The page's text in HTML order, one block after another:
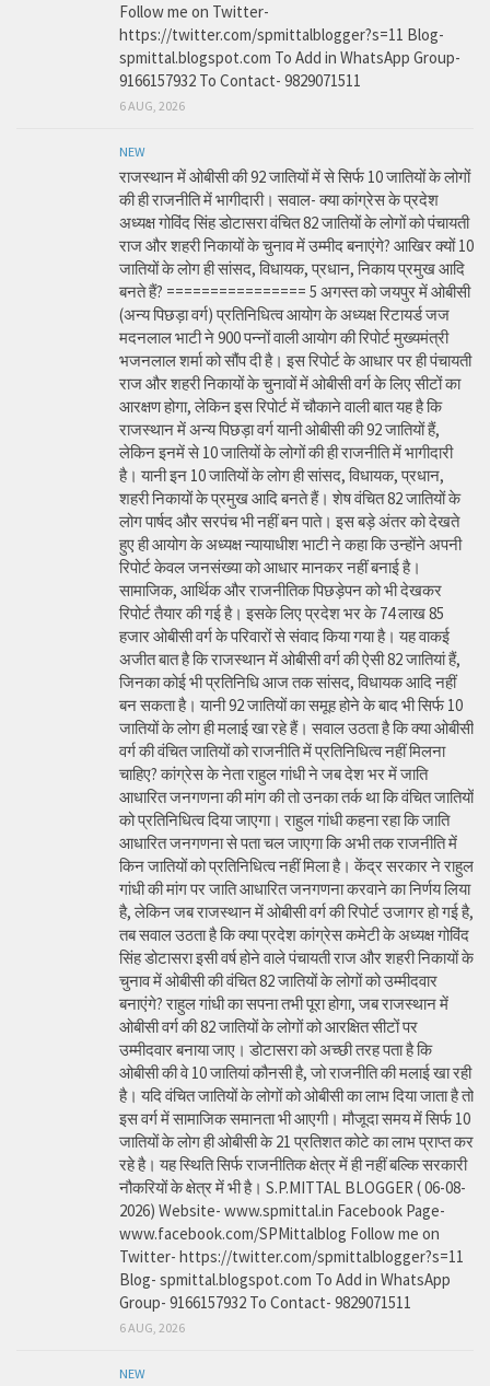
Follow me on Twitter-
https://twitter.com/spmittalblogger?s=11 Blog-
spmittal.blogspot.com To Add in WhatsApp Group-
9166157932 To Contact- 9829071511
6 AUG, 2026
NEW
राजस्थान में ओबीसी की 92 जातियों में से सिर्फ 10 जातियों के लोगों
की ही राजनीति में भागीदारी। सवाल- क्या कांग्रेस के प्रदेश
अध्यक्ष गोविंद सिंह डोटासरा वंचित 82 जातियों के लोगों को पंचायती
राज और शहरी निकायों के चुनाव में उम्मीद बनाएंगे? आखिर क्यों 10
जातियों के लोग ही सांसद, विधायक, प्रधान, निकाय प्रमुख आदि
बनते हैं? ================ 5 अगस्त को जयपुर में ओबीसी
(अन्य पिछड़ा वर्ग) प्रतिनिधित्व आयोग के अध्यक्ष रिटायर्ड जज
मदनलाल भाटी ने 900 पन्नों वाली आयोग की रिपोर्ट मुख्यमंत्री
भजनलाल शर्मा को सौंप दी है। इस रिपोर्ट के आधार पर ही पंचायती
राज और शहरी निकायों के चुनावों में ओबीसी वर्ग के लिए सीटों का
आरक्षण होगा, लेकिन इस रिपोर्ट में चौकाने वाली बात यह है कि
राजस्थान में अन्य पिछड़ा वर्ग यानी ओबीसी की 92 जातियों हैं,
लेकिन इनमें से 10 जातियों के लोगों की ही राजनीति में भागीदारी
है। यानी इन 10 जातियों के लोग ही सांसद, विधायक, प्रधान,
शहरी निकायों के प्रमुख आदि बनते हैं। शेष वंचित 82 जातियों के
लोग पार्षद और सरपंच भी नहीं बन पाते। इस बड़े अंतर को देखते
हुए ही आयोग के अध्यक्ष न्यायाधीश भाटी ने कहा कि उन्होंने अपनी
रिपोर्ट केवल जनसंख्या को आधार मानकर नहीं बनाई है।
सामाजिक, आर्थिक और राजनीतिक पिछड़ेपन को भी देखकर
रिपोर्ट तैयार की गई है। इसके लिए प्रदेश भर के 74 लाख 85
हजार ओबीसी वर्ग के परिवारों से संवाद किया गया है। यह वाकई
अजीत बात है कि राजस्थान में ओबीसी वर्ग की ऐसी 82 जातियां हैं,
जिनका कोई भी प्रतिनिधि आज तक सांसद, विधायक आदि नहीं
बन सकता है। यानी 92 जातियों का समूह होने के बाद भी सिर्फ 10
जातियों के लोग ही मलाई खा रहे हैं। सवाल उठता है कि क्या ओबीसी
वर्ग की वंचित जातियों को राजनीति में प्रतिनिधित्व नहीं मिलना
चाहिए? कांग्रेस के नेता राहुल गांधी ने जब देश भर में जाति
आधारित जनगणना की मांग की तो उनका तर्क था कि वंचित जातियों
को प्रतिनिधित्व दिया जाएगा। राहुल गांधी कहना रहा कि जाति
आधारित जनगणना से पता चल जाएगा कि अभी तक राजनीति में
किन जातियों को प्रतिनिधित्व नहीं मिला है। केंद्र सरकार ने राहुल
गांधी की मांग पर जाति आधारित जनगणना करवाने का निर्णय लिया
है, लेकिन जब राजस्थान में ओबीसी वर्ग की रिपोर्ट उजागर हो गई है,
तब सवाल उठता है कि क्या प्रदेश कांग्रेस कमेटी के अध्यक्ष गोविंद
सिंह डोटासरा इसी वर्ष होने वाले पंचायती राज और शहरी निकायों के
चुनाव में ओबीसी की वंचित 82 जातियों के लोगों को उम्मीदवार
बनाएंगे? राहुल गांधी का सपना तभी पूरा होगा, जब राजस्थान में
ओबीसी वर्ग की 82 जातियों के लोगों को आरक्षित सीटों पर
उम्मीदवार बनाया जाए। डोटासरा को अच्छी तरह पता है कि
ओबीसी की वे 10 जातियां कौनसी है, जो राजनीति की मलाई खा रही
है। यदि वंचित जातियों के लोगों को ओबीसी का लाभ दिया जाता है तो
इस वर्ग में सामाजिक समानता भी आएगी। मौजूदा समय में सिर्फ 10
जातियों के लोग ही ओबीसी के 21 प्रतिशत कोटे का लाभ प्राप्त कर
रहे है। यह स्थिति सिर्फ राजनीतिक क्षेत्र में ही नहीं बल्कि सरकारी
नौकरियों के क्षेत्र में भी है। S.P.MITTAL BLOGGER ( 06-08-
2026) Website- www.spmittal.in Facebook Page-
www.facebook.com/SPMittalblog Follow me on
Twitter- https://twitter.com/spmittalblogger?s=11
Blog- spmittal.blogspot.com To Add in WhatsApp
Group- 9166157932 To Contact- 9829071511
6 AUG, 2026
NEW